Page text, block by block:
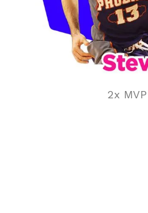
2x MVP